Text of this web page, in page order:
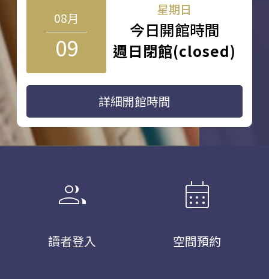
08月
09
星期日
今日開館時間
週日閉館(closed)
詳細開館時間
group
讀者登入
calendar_month
空間預約